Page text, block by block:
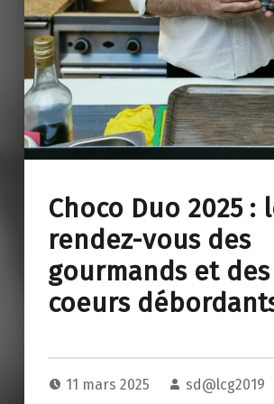
Choco Duo 2025 :
rendez-vous des
gourmands et des
coeurs
11 mars 2025 sd@lcg2019